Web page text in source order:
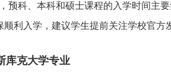
预科、本科和硕士课程的入学时间主
利入学，建议学生提前关注学校官方
库克大学专业